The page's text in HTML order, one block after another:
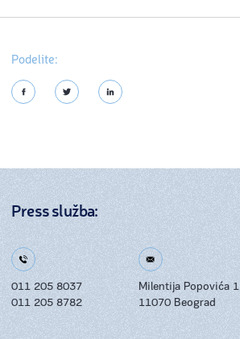
Podelite:
Press služba:
011 205 8037
011 205 8782
Milentija Popovića 1
11070 Beograd